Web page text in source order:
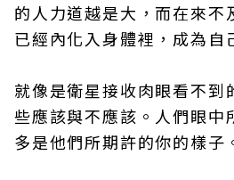
的人力道越是大，而在來不
已經內化入身體裡，成為自
就像是衛星接收肉眼看不到
些應該與不應該。人們眼中
多是他們所期許的你的樣子